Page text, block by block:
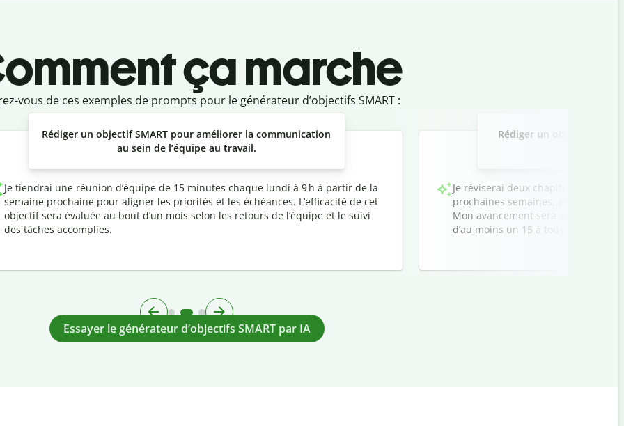
ça marche
vous de ces exemples de prompts pour le générateur d’objectifs SMART :
Rédiger un objectif SMART pour améliorer la communication
au sein de l’équipe au travail.
Je tiendrai une réunion d’équipe de 15 minutes chaque lundi à 9 h à partir de la
semaine prochaine pour aligner les priorités et les échéances. L’efficacité de cet
objectif sera évaluée au bout d’un mois selon les retours de l’équipe et le suivi
des tâches accomplies.
Rédiger un objectif
Je réviserai deux chapitres de
prochaines semaines, en créant
Mon avancement sera suivi chaque
d’au moins un 15 à tous les
Essayer le générateur d’objectifs SMART par IA